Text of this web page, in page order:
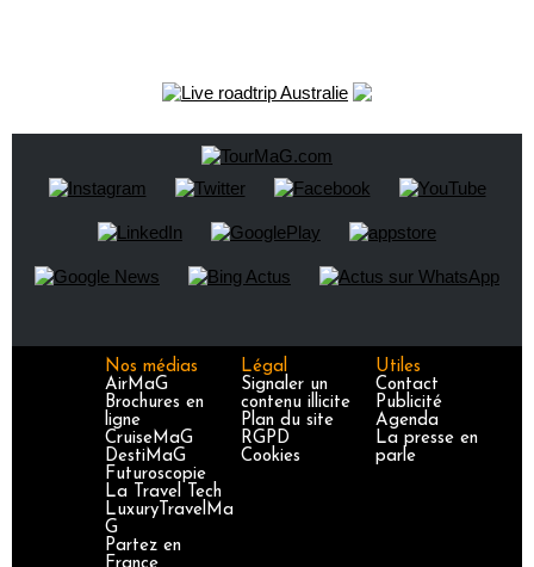
Nos médias
AirMaG
Brochures en
ligne
CruiseMaG
DestiMaG
Futuroscopie
La Travel Tech
LuxuryTravelMa
G
Partez en
Légal
Signaler un
contenu illicite
Plan du site
RGPD
Cookies
Utiles
Contact
Publicité
Agenda
La presse en
parle